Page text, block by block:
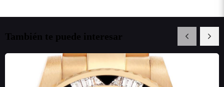
También te puede interesar